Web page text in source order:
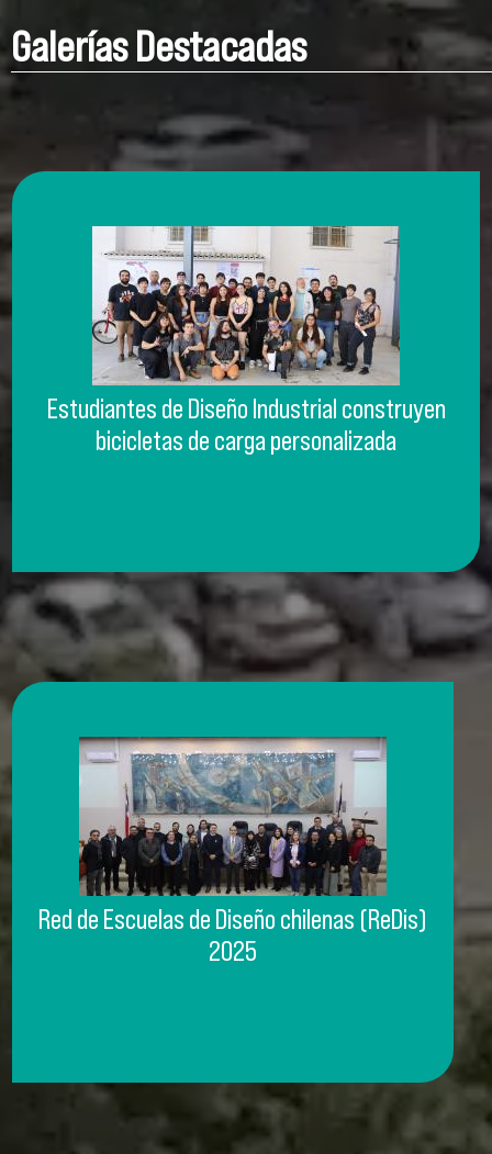
Galerías Destacadas
Estudiantes de Diseño Industrial construyen
bicicletas de carga personalizada
Red de Escuelas de Diseño chilenas (ReDis)
2025